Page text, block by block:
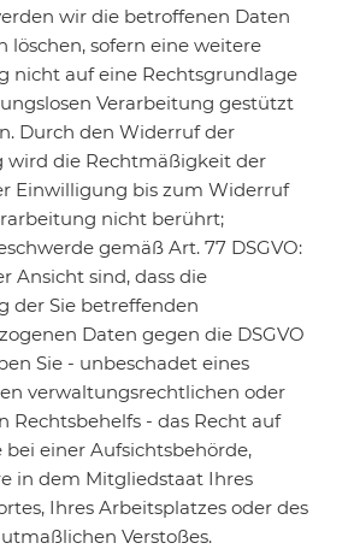
wir die betroffenen Daten
löschen, sofern eine weitere
nicht auf eine Rechtsgrundlage
Verarbeitung gestützt
Durch den Widerruf der
wird die Rechtmäßigkeit der
Einwilligung bis zum Widerruf
nicht berührt;
gemäß Art. 77 DSGVO:
Ansicht sind, dass die
der Sie betreffenden
Daten gegen die DSGVO
Sie - unbeschadet eines
verwaltungsrechtlichen oder
Rechtsbehelfs - das Recht auf
bei einer Aufsichtsbehörde,
in dem Mitgliedstaat Ihres
Ihres Arbeitsplatzes oder des
Verstoßes.